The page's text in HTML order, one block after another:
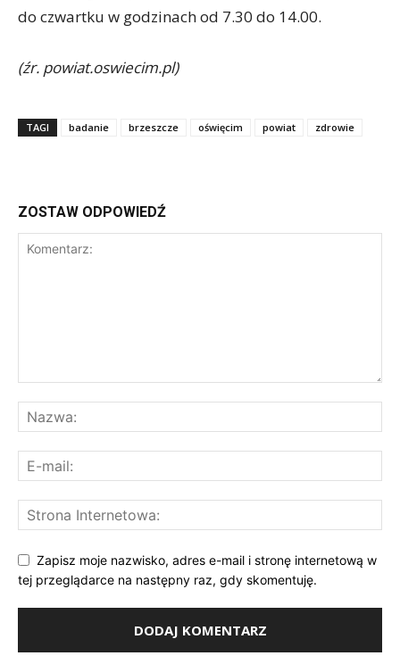
do czwartku w godzinach od 7.30 do 14.00.
(źr. powiat.oswiecim.pl)
TAGI badanie brzeszcze oświęcim powiat zdrowie
ZOSTAW ODPOWIEDŹ
Zapisz moje nazwisko, adres e-mail i stronę internetową w
tej przeglądarce na następny raz, gdy skomentuję.